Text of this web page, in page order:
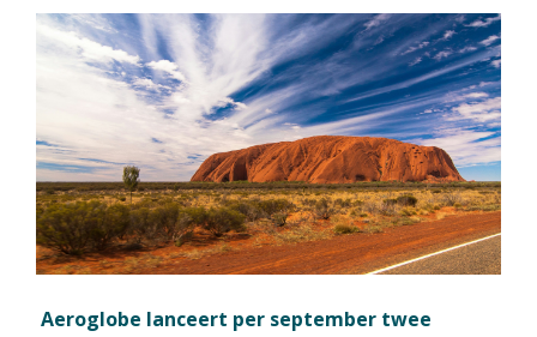
Aeroglobe lanceert per september twee